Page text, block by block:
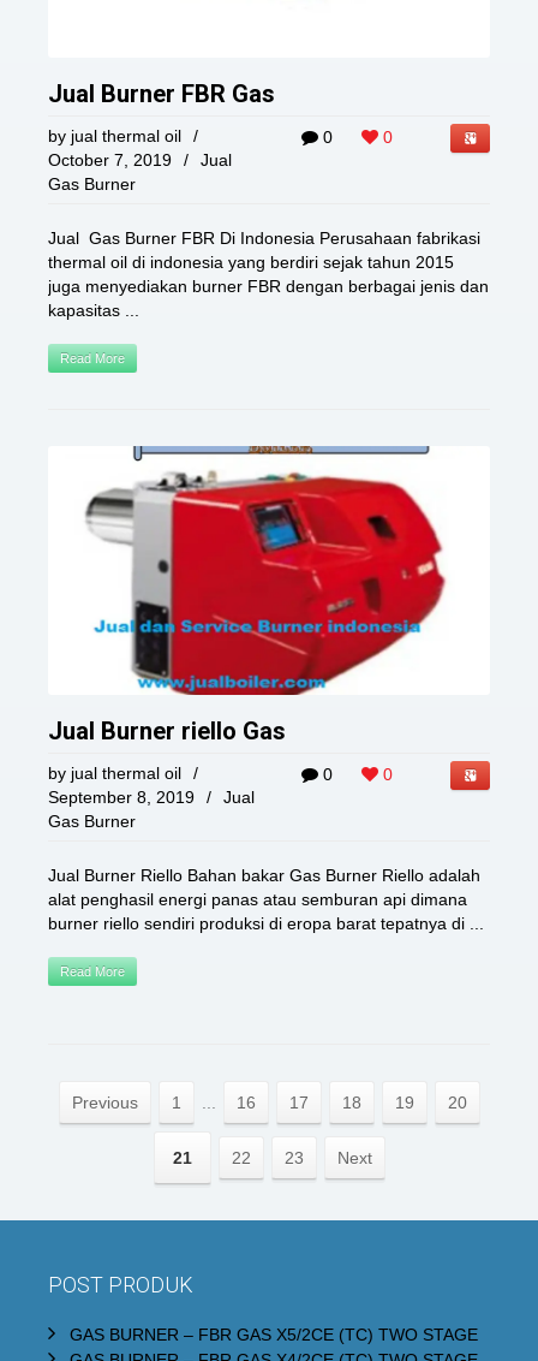
Jual Burner FBR Gas
0 0
by jual thermal oil
/
October 7, 2019
/
Jual
Gas Burner
Jual Gas Burner FBR Di Indonesia Perusahaan fabrikasi
thermal oil di indonesia yang berdiri sejak tahun 2015
juga menyediakan burner FBR dengan berbagai jenis dan
kapasitas ...
Read More
Jual Burner riello Gas
0 0
by jual thermal oil
/
September 8, 2019
/
Jual
Gas Burner
Jual Burner Riello Bahan bakar Gas Burner Riello adalah
alat penghasil energi panas atau semburan api dimana
burner riello sendiri produksi di eropa barat tepatnya di ...
Read More
Previous 1 16 17 18 19 20
21 22 23 Next
POST PRODUK
GAS BURNER – FBR GAS X5/2CE (TC) TWO STAGE